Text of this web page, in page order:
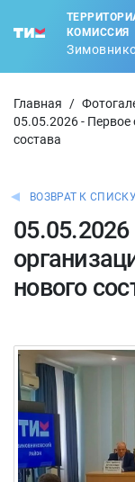
КОМИССИЯ
Главная /
05.05.2026 - Первое
состава
ВОЗВРАТ К СПИСКУ
нового